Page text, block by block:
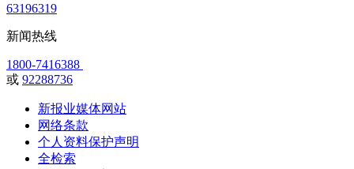
63196319
新闻热线
1800-7416388
或 92288736
新报业媒体网站
网络条款
个人资料保护声明
全检索